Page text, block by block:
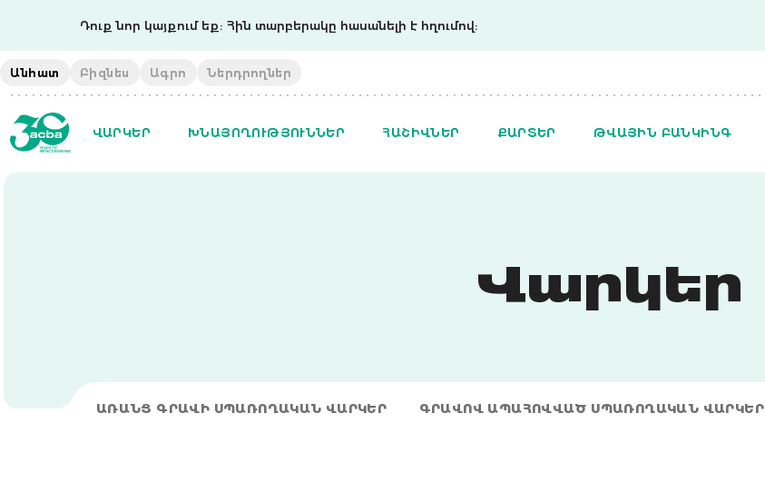
Դուք նոր կայքում եք: Հին տարբերակը հասանելի է հղումով:
Անհատ Բիզնես Ագրո Ներդրողներ
ՎԱՐԿԵՐ ԽՆԱՅՈՂՈՒԹՅՈՒՆՆԵՐ ՀԱՇԻՎՆԵՐ ՔԱՐՏԵՐ ԹՎԱՅԻՆ ԲԱՆԿԻՆԳ
Վարկեր
ԱՌԱՆՑ ԳՐԱՎԻ ՍՊԱՌՈՂԱԿԱՆ ՎԱՐԿԵՐ ԳՐԱՎՈՎ ԱՊԱՀՈՎՎԱԾ ՍՊԱՌՈՂԱԿԱՆ ՎԱՐԿԵՐ